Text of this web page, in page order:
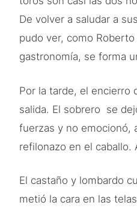
De volver a saludar a
pudo ver, como
gastronomía, se forma
Por la tarde, el encierro
salida. El sobrero se
fuerzas y no emocionó,
refilonazo en el caballo.
El castaño y lombardo
metió la cara en las